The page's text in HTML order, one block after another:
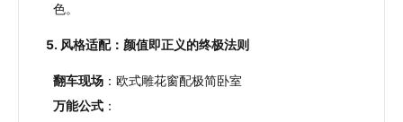
色。
5. 风格适配：颜值即正义的终极法则
翻车现场：欧式雕花窗配极简卧室
万能公式：